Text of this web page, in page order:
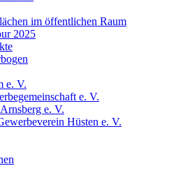
im öffentlichen Raum
2025
e. V.
e. V.
e. V.
Hüsten e. V.